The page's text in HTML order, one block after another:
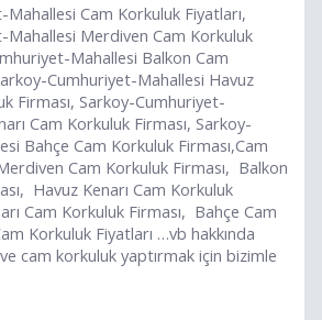
Cam Korkuluk Fiyatları,
Mahallesi Merdiven Cam Korkuluk
Mahallesi Balkon Cam
Cumhuriyet-Mahallesi Havuz
Firması, Sarkoy-Cumhuriyet-
Cam Korkuluk Firması, Sarkoy-
Bahçe Cam Korkuluk Firması,Cam
Cam Korkuluk Firması, Balkon
Havuz Kenarı Cam Korkuluk
Cam Korkuluk Firması, Bahçe Cam
Korkuluk Fiyatları …vb hakkında
ve cam korkuluk yaptırmak için bizimle